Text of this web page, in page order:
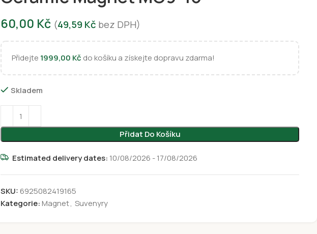
60,00 Kč (49,59 Kč bez DPH)
Přidejte 1999,00 Kč do košíku a získejte dopravu zdarma!
Skladem
Přidat Do Košíku
Estimated delivery dates: 10/08/2026 - 17/08/2026
SKU:6925082419165
Kategorie:Magnet, Suvenyry